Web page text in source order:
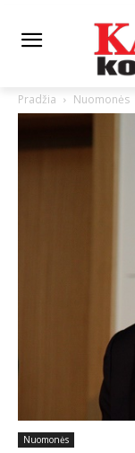
Pradžia Nuomonės
Nuomonės